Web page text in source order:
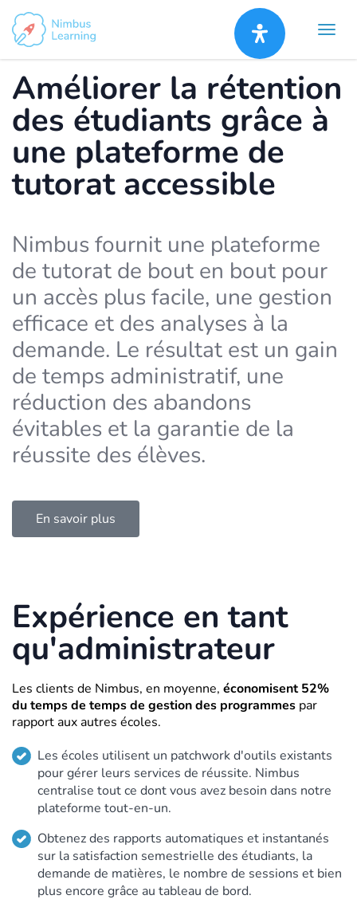
Améliorer la rétention
des étudiants grâce à
une plateforme de
tutorat accessible
Nimbus fournit une plateforme
de tutorat de bout en bout pour
un accès plus facile, une gestion
efficace et des analyses à la
demande. Le résultat est un gain
de temps administratif, une
réduction des abandons
évitables et la garantie de la
réussite des élèves.
En savoir plus
Expérience en tant
qu'administrateur
Les clients de Nimbus, en moyenne, économisent 52%
du tempsde temps de gestion des programmes par
rapport aux autres écoles.
Les écoles utilisent un patchwork d'outils existants
pour gérer leurs services de réussite. Nimbus
centralise tout ce dont vous avez besoin dans notre
plateforme tout-en-un.
Obtenez des rapports automatiques et instantanés
sur la satisfaction semestrielle des étudiants, la
demande de matières, le nombre de sessions et bien
plus encore grâce au tableau de bord.